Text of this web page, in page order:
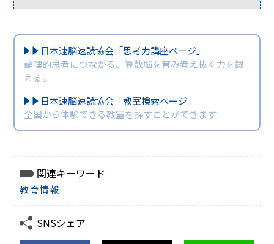
日本速脳速読協会「思考力講座ページ」
論理的思考につながる、算数脳を育み考え抜く力を鍛
える。
日本速脳速読協会「教室検索ページ」
全国から体験できる教室を探すことができます
関連キーワード
教育情報
SNSシェア